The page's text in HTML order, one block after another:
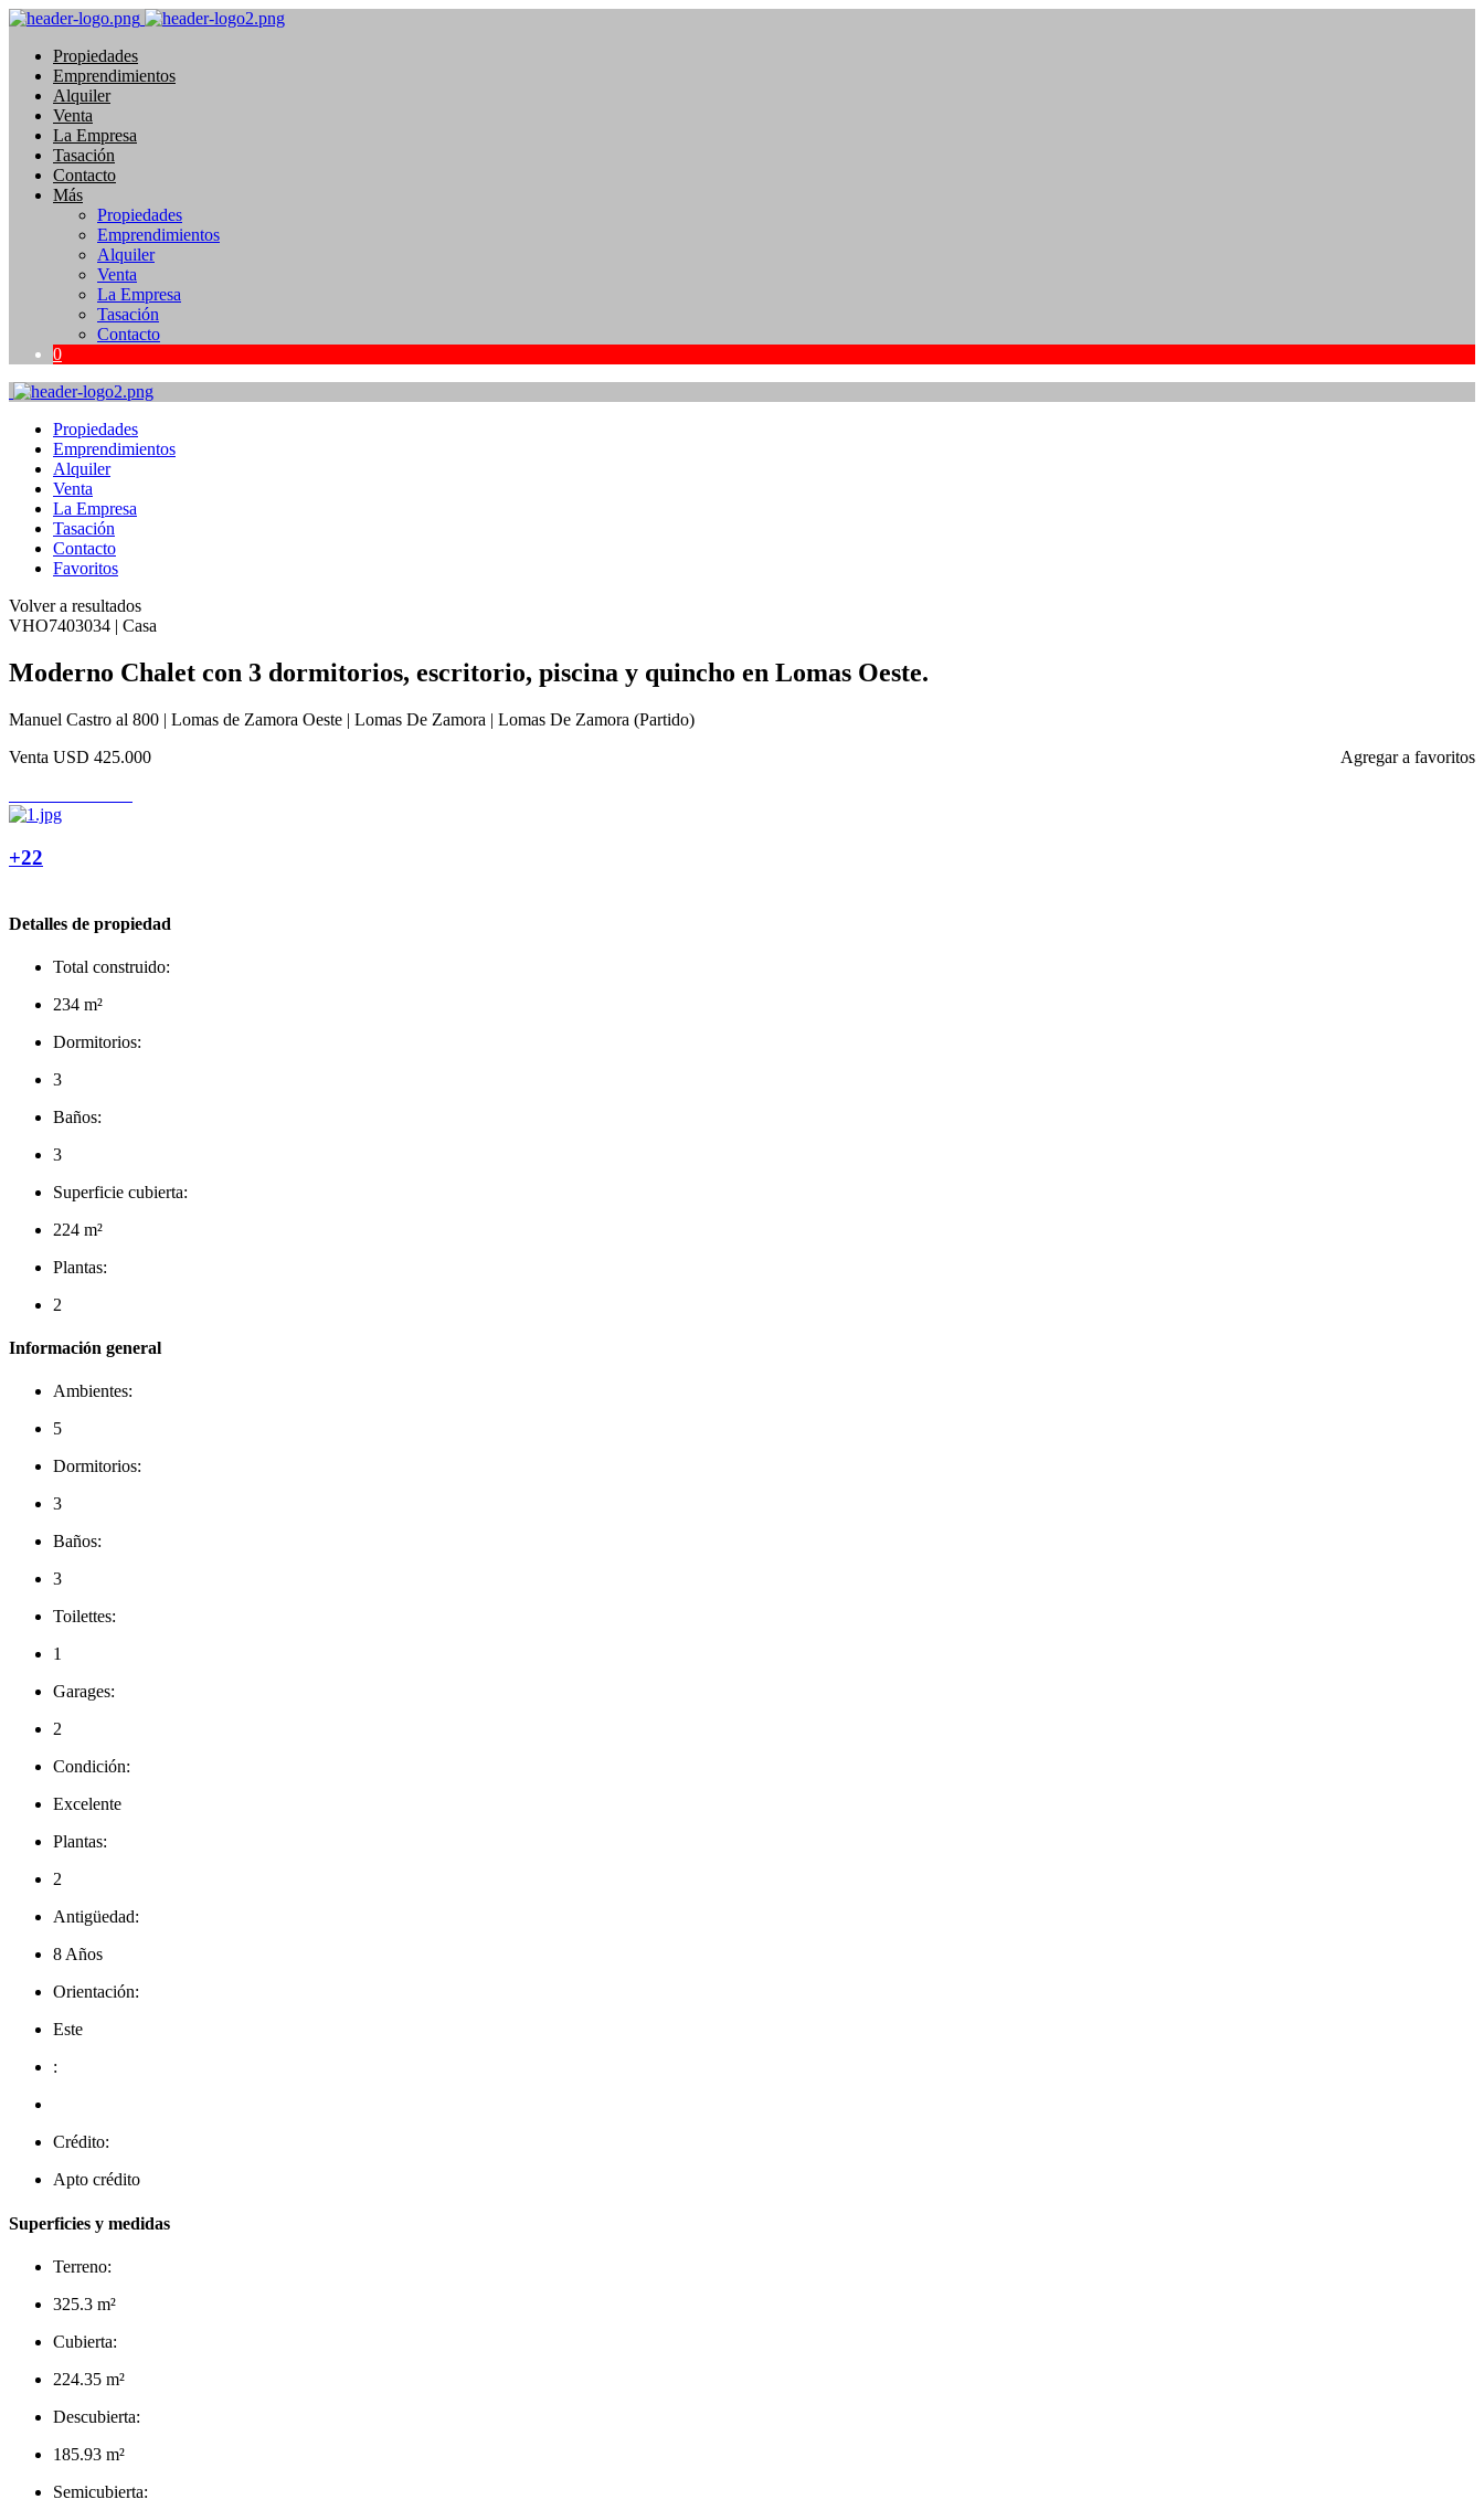
Propiedades
Emprendimientos
Alquiler
Venta
La Empresa
Tasación
Contacto
Más
Propiedades
Emprendimientos
Alquiler
Venta
La Empresa
Tasación
Contacto
0
Propiedades
Emprendimientos
Alquiler
Venta
La Empresa
Tasación
Contacto
Favoritos
Volver a resultados
VHO7403034 | Casa
Moderno Chalet con 3 dormitorios, escritorio, piscina y quincho en Lomas Oeste.
Manuel Castro al 800 | Lomas de Zamora Oeste | Lomas De Zamora | Lomas De Zamora (Partido)
Agregar a favoritos
Venta USD 425.000
+22
Detalles de propiedad
Total construido:
234 m²
Dormitorios:
3
Baños:
3
Superficie cubierta:
224 m²
Plantas:
2
Información general
Ambientes:
5
Dormitorios:
3
Baños:
3
Toilettes:
1
Garages:
2
Condición:
Excelente
Plantas:
2
Antigüedad:
8 Años
Orientación:
Este
:
Crédito:
Apto crédito
Superficies y medidas
Terreno:
325.3 m²
Cubierta:
224.35 m²
Descubierta:
185.93 m²
Semicubierta: